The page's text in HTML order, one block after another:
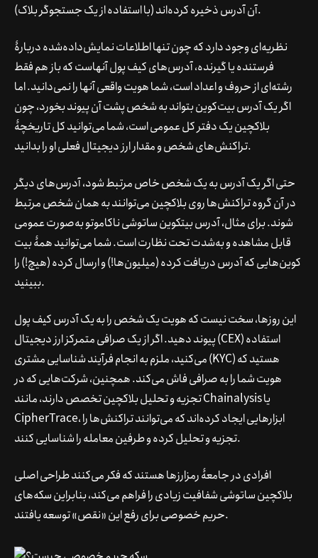
آن آدرس ذخیره کرده‌اند (با استفاده از یک جستجوگر بلاک).
نظریه‌ای وجود دارد که چون تنها اطلاعات نمایش‌داده‌شده دربارۀ
فرستنده یا گیرنده، آدرس‌های کیف پول آنهاست که باز هم فقط
رشته‌ای از حروف و اعداد است، شما هویت واقعی آنها را نمی‌دانید. اما
اگر یک آدرس بیت‌کوین بتواند به شخص پشت آن پیوند بخورد، چون
بلاکچین یک دفتر کل عمومی است، شما می‌توانید کل تاریخچۀ
تراکنش‌های شخص و مقدار ارز دیجیتال فعلی او را بدانید.
حتی اگر یک آدرس به یک شخص خاص مرتبط شود، آدرس‌های دیگر
در آن گروه تراکنش‌ها روی بلاکچین می‌توانند به همان شخص مرتبط
شوند. برای مثال، آدرس بیتکوین ساتوشی ناکاموتو به‌صورت عمومی
قابل مشاهده و به‌شدت تحت نظارت است. شما می‌توانید همۀ بیت
کوین‌هایی که آدرس دریافت کرده (میلیون‌ها!) و ارسال کرده (هیچ!) را
ببینید.
این روزها، سخت نیست که هویت یک شخص را به یک آدرس کیف پول
پیوند دهید. اگر از یک صرافی متمرکز ارز دیجیتال (CEX) استفاده
می‌کنید، ملزم به انجام فرآیند شناسایی مشتری (KYC) هستید که
هویت شما را به صرافی فاش می‌کند. همچنین، شرکت‌هایی که در
Chainalysisیا
CipherTrace، ابزارهایی ایجاد کرده‌اند که می‌توانند تراکنش‌ها را
تجزیه و تحلیل کرده و طرفین معامله را شناسایی کنند.
افرادی در جامعۀ رمزارزها هستند که فکر می‌کنند طراحی اصلی
بلاکچین ساتوشی شفافیت زیادی را فراهم می‌کند، بنابراین سکه‌های
حریم خصوصی برای رفع این «نقص» توسعه یافتند.